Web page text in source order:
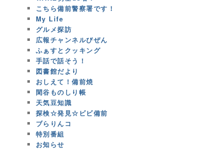
こちら備前警察署です！
My Life
グルメ探訪
広報チャンネルびぜん
ふぁすとクッキング
手話で話そう！
図書館だより
おしえて！備前焼
閑谷ものしり帳
天気豆知識
探検☆発見☆ビビ備前
ブらりんコ
特別番組
お知らせ